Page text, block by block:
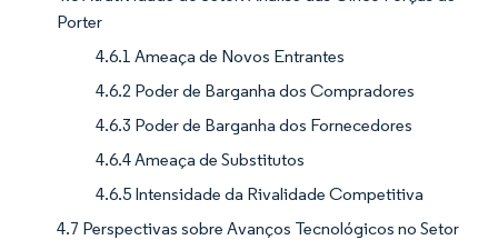
Porter
4.6.1 Ameaça de Novos Entrantes
4.6.2 Poder de Barganha dos Compradores
4.6.3 Poder de Barganha dos Fornecedores
4.6.4 Ameaça de Substitutos
4.6.5 Intensidade da Rivalidade Competitiva
4.7 Perspectivas sobre Avanços Tecnológicos no Setor